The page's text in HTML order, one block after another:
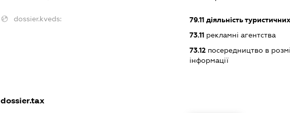
dossier.kveds: 79.11діяльність
73.11рекламні агентства
73.12посередництво в
інформації
dossier.tax